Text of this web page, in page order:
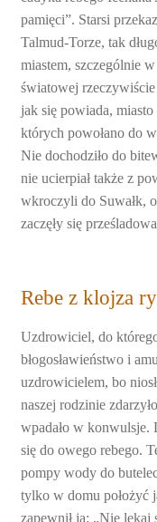
pamięci”. Starsi
Talmud-Torze, tak
miastem, szczególnie
światowej
jak się powiada,
których powołano do
Nie dochodziło do
nie ucierpiał także z
wkroczyli do Suwałk,
zaczęły się
Rebe z klojza
Uzdrowiciel, do
błogosławieństwo i
uzdrowicielem, bo
naszej rodzinie
wpadało w konwulsje.
się do owego rebego.
pompy wody do
tylko w domu położyć
zapewnił ją: „Nie